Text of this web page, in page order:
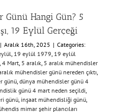
Günü Hangi Gün? 5
19 Eylül Gerçeği
| Aralık 16th, 2025 | Categories:
19 eylül 1979 19 eylül
4 Mart 5 aralık 5 aralık mühendisler
mühendisler günü nereden çıktı
günü dünya mühendisler günü 4
günü 4 mart neden seçildi
günü inşaat mühendisliği günü
mimar şehir plancıları